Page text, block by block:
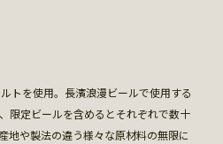
トを使用。長濱浪漫ビールで使用する
限定ビールを含めるとそれぞれで数十
地や製法の違う様々な原材料の無限に